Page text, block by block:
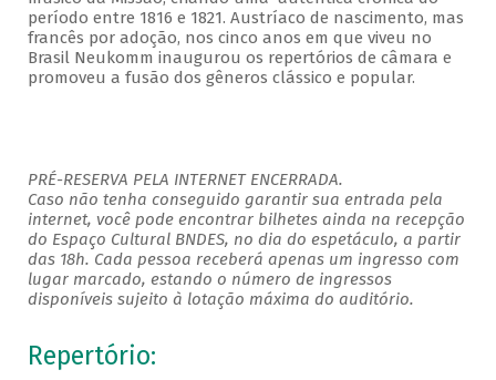
período entre 1816 e 1821. Austríaco de nascimento, mas
francês por adoção, nos cinco anos em que viveu no
Brasil Neukomm inaugurou os repertórios de câmara e
promoveu a fusão dos gêneros clássico e popular.
PRÉ-RESERVA PELA INTERNET ENCERRADA.
Caso não tenha conseguido garantir sua entrada pela
internet, você pode encontrar bilhetes ainda na recepção
do Espaço Cultural BNDES, no dia do espetáculo, a partir
das 18h. Cada pessoa receberá apenas um ingresso com
lugar marcado, estando o número de ingressos
disponíveis sujeito à lotação máxima do auditório.
Repertório: